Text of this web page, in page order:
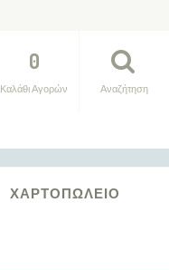
Αναζήτηση
0
Καλάθι Αγορών
ΧΑΡΤΟΠΩΛΕΊΟ